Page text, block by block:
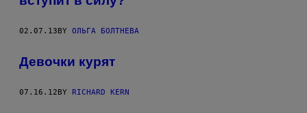
02.07.13 BY ОЛЬГА БОЛТНЕВА
Девочки курят
07.16.12BY RICHARD KERN